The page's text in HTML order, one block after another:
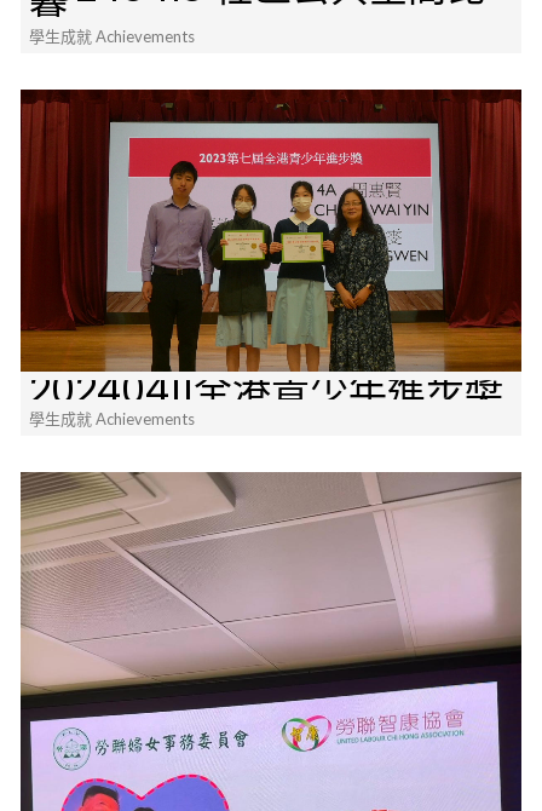
學生成就 Achievements
20240411全港青少年進步奬
學生成就 Achievements